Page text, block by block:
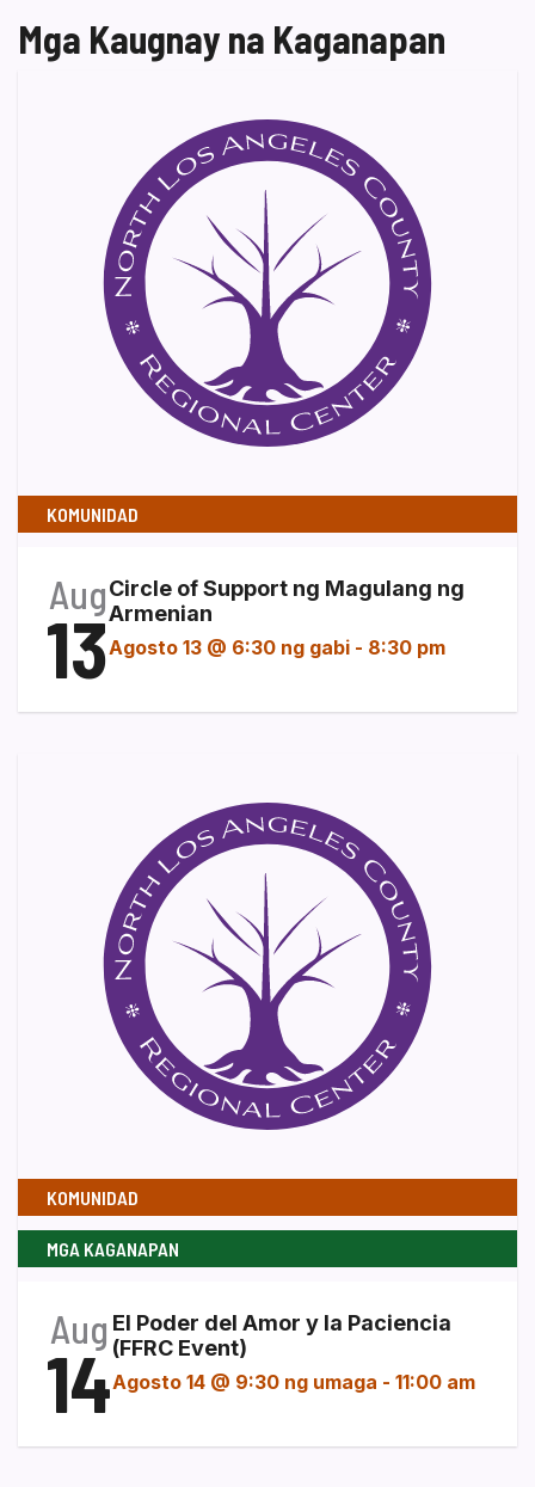
Mga Kaugnay na Kaganapan
KOMUNIDAD
Aug
13
Circle of Support ng Magulang ng
Armenian
Agosto 13 @ 6:30 ng gabi - 8:30 pm
KOMUNIDAD
MGA KAGANAPAN
Aug
14
El Poder del Amor y la Paciencia
(FFRC Event)
Agosto 14 @ 9:30 ng umaga - 11:00 am